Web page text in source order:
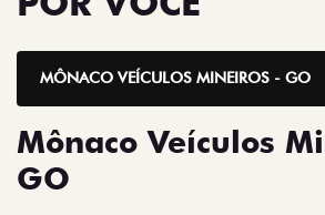
MÔNACO VEÍCULOS MINEIROS - GO
Mônaco Veículos
GO